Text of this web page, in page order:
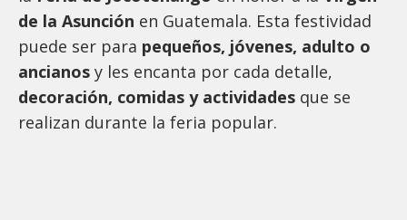
de la Asunción en Guatemala. Esta festividad
puede ser para pequeños, jóvenes, adulto o
ancianos y les encanta por cada detalle,
decoración, comidas y actividades que se
realizan durante la feria popular.